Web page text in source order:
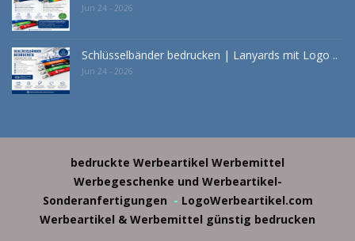
Jun 24 - 2026
Schlüsselbänder bedrucken | Lanyards mit Logo ..
Jun 24 - 2026
bedruckte Werbeartikel Werbemittel
Werbegeschenke und Werbeartikel-
Sonderanfertigungen - LogoWerbeartikel.com
Werbeartikel & Werbemittel günstig bedrucken